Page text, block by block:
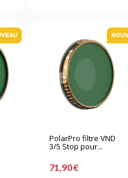
PolarPro filtre VND
3/5 Stop pour...
71,90 €